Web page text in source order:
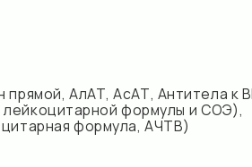
мозговой артерии